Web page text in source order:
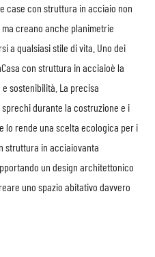
case con struttura in acciaio non
creano anche planimetrie
a qualsiasi stile di vita. Uno dei
Casa con struttura in acciaioè la
sostenibilità. La precisa
durante la costruzione e i
lo rende una scelta ecologica per i
struttura in acciaiovanta
un design architettonico
uno spazio abitativo davvero